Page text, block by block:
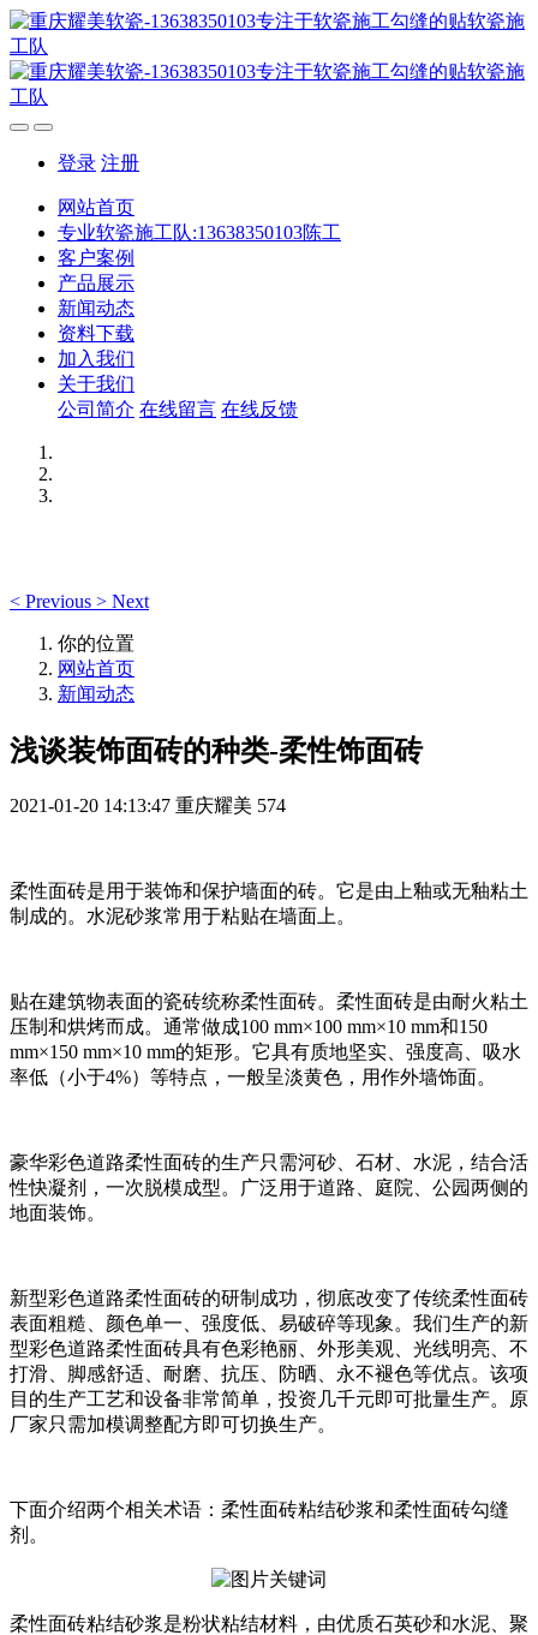
登录 注册
网站首页
专业软瓷施工队:13638350103陈工
客户案例
产品展示
新闻动态
资料下载
加入我们
关于我们
公司简介 在线留言 在线反馈
< Previous > Next
你的位置
网站首页
新闻动态
浅谈装饰面砖的种类-柔性饰面砖
2021-01-20 14:13:47 重庆耀美 574
柔性面砖是用于装饰和保护墙面的砖。它是由上釉或无釉粘土
制成的。水泥砂浆常用于粘贴在墙面上。
贴在建筑物表面的瓷砖统称柔性面砖。柔性面砖是由耐火粘土
压制和烘烤而成。通常做成100 mm×100 mm×10 mm和150
mm×150 mm×10 mm的矩形。它具有质地坚实、强度高、吸水
率低（小于4%）等特点，一般呈淡黄色，用作外墙饰面。
豪华彩色道路柔性面砖的生产只需河砂、石材、水泥，结合活
性快凝剂，一次脱模成型。广泛用于道路、庭院、公园两侧的
地面装饰。
新型彩色道路柔性面砖的研制成功，彻底改变了传统柔性面砖
表面粗糙、颜色单一、强度低、易破碎等现象。我们生产的新
型彩色道路柔性面砖具有色彩艳丽、外形美观、光线明亮、不
打滑、脚感舒适、耐磨、抗压、防晒、永不褪色等优点。该项
目的生产工艺和设备非常简单，投资几千元即可批量生产。原
厂家只需加模调整配方即可切换生产。
下面介绍两个相关术语：柔性面砖粘结砂浆和柔性面砖勾缝
剂。
柔性面砖粘结砂浆是粉状粘结材料，由优质石英砂和水泥、聚